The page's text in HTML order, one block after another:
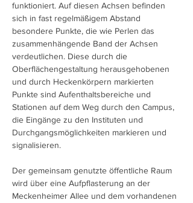
funktioniert. Auf diesen Achsen befinden
sich in fast regelmäßigem Abstand
besondere Punkte, die wie Perlen das
zusammenhängende Band der Achsen
verdeutlichen. Diese durch die
Oberflächengestaltung herausgehobenen
und durch Heckenkörpern markierten
Punkte sind Aufenthaltsbereiche und
Stationen auf dem Weg durch den Campus,
die Eingänge zu den Instituten und
Durchgangsmöglichkeiten markieren und
signalisieren.
Der gemeinsam genutzte öffentliche Raum
wird über eine Aufpflasterung an der
Meckenheimer Allee und dem vorhandenen